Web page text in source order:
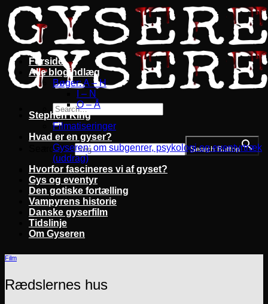
Fortsæt
til
indhold
Search for: Search Button
Forside
Alle blogindlæg
Bøger: A – H
I – N
O – Å
Stephen King
Filmatiseringer
Hvad er en gyser?
Gyseren: om subgenrer, psykologi og eventyrtræk
(uddrag)
Hvorfor fascineres vi af gyset?
Gys og eventyr
Den gotiske fortælling
Vampyrens historie
Danske gyserfilm
Tidslinje
Om Gyseren
Film
Rædslernes hus